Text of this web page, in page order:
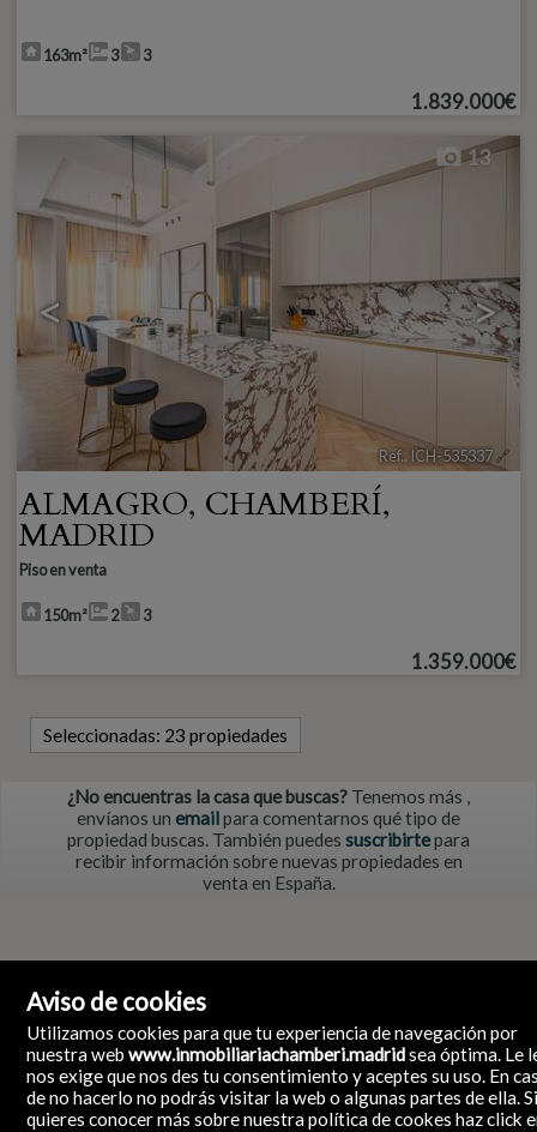
163m² 3 3
1.839.000€
< >
13
Ref.. ICH-535337🔗
ALMAGRO, CHAMBERÍ,
MADRID
Piso en venta
150m² 2 3
1.359.000€
Seleccionadas: 23 propiedades
¿No encuentras la casa que buscas? Tenemos más ,
envíanos un emailpara comentarnos qué tipo de
propiedad buscas. También puedes suscribirtepara
recibir información sobre nuevas propiedades en
venta en España.
Aviso de cookies
Utilizamos cookies para que tu experiencia de navegación por
nuestra webwww.inmobiliariachamberi.madridsea óptima. Le
nos exige que nos des tu consentimiento y aceptes su uso. En
de no hacerlo no podrás visitar la web o algunas partes de ella.
quieres conocer más sobre nuestra política de cookes haz click